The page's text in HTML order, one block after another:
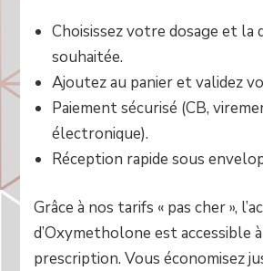
Choisissez votre dosage et la
souhaitée.
Ajoutez au panier et validez
Paiement sécurisé (CB,
électronique).
Réception rapide sous
Grâce à nos tarifs « pas cher »,
d’Oxymetholone est accessible
prescription. Vous économisez